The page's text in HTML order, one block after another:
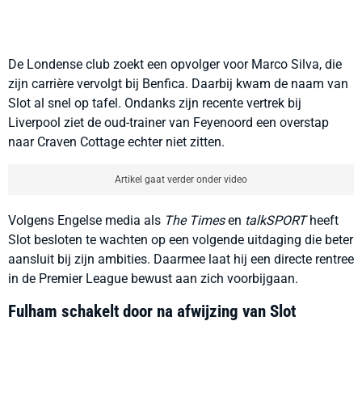
De Londense club zoekt een opvolger voor Marco Silva, die
zijn carrière vervolgt bij Benfica. Daarbij kwam de naam van
Slot al snel op tafel. Ondanks zijn recente vertrek bij
Liverpool ziet de oud-trainer van Feyenoord een overstap
naar Craven Cottage echter niet zitten.
Artikel gaat verder onder video
Volgens Engelse media als The Timesen talkSPORTheeft
Slot besloten te wachten op een volgende uitdaging die beter
aansluit bij zijn ambities. Daarmee laat hij een directe rentree
in de Premier League bewust aan zich voorbijgaan.
Fulham schakelt door na afwijzing van Slot